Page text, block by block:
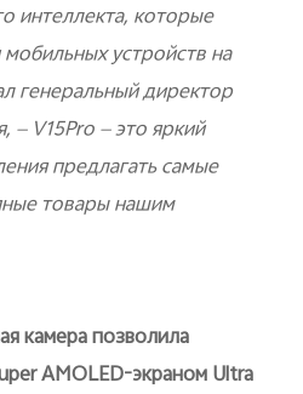
интеллекта, которые
устройств на
генеральный директор
— V15Pro — это яркий
предлагать самые
товары нашим
камера позволила
AMOLED-экраном Ultra